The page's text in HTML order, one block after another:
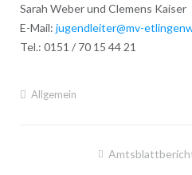
Sarah Weber und Clemens Kaiser
E-Mail: jugendleiter@mv-
Tel.: 0151 / 70 15 44 21
Allgemein
Beitragsnavigation